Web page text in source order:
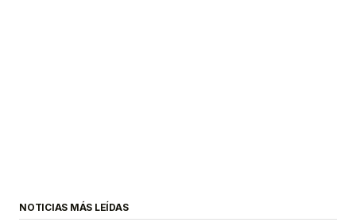
NOTICIAS MÁS LEÍDAS